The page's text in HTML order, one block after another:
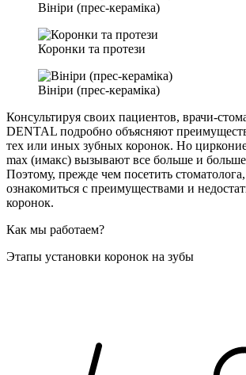
Вініри (прес-кераміка)
Коронки та протези
Вініри (прес-кераміка)
Консультируя своих пациентов, врачи-
DENTAL подробно объясняют
тех или иных зубных коронок. Но
max (имакс) вызывают все больше и
Поэтому, прежде чем посетить
ознакомиться с преимуществами и
коронок.
Как мы работаем?
Этапы установки коронок на зубы